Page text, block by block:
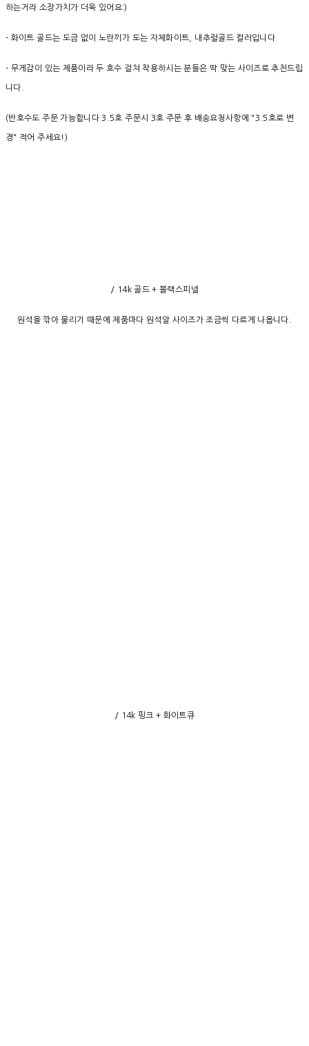
하는거라 소장가치가 더욱 있어요:)
- 화이트 골드는 도금 없이 노란끼가 도는 자체화이트, 내추럴골드 컬러입니다
- 무게감이 있는 제품이라 두 호수 걸쳐 착용하시는 분들은 딱 맞는 사이즈로 추천드립
니다.
(반호수도 주문 가능합니다 3.5호 주문시 3호 주문 후 배송요청사항에 "3.5호로 변
경" 적어 주세요!)
/ 14k 골드 + 블랙스피넬
원석을 깎아 물리기 때문에 제품마다 원석알 사이즈가 조금씩 다르게 나옵니다.
/ 14k 핑크 + 화이트큐